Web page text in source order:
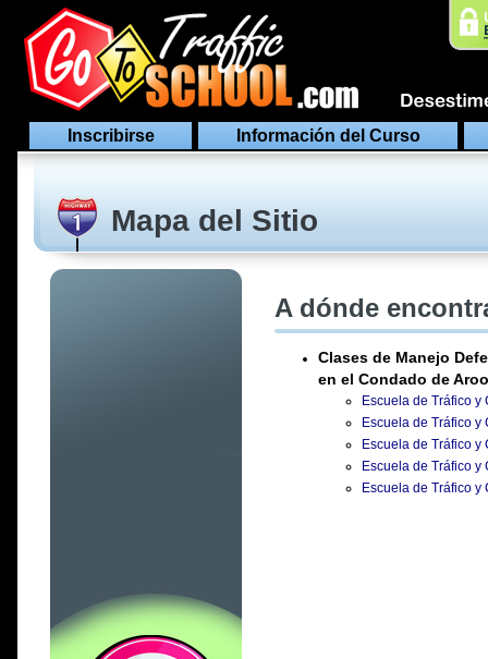
Inscribirse Información del Curso
Mapa del Sitio
A dónde
Clases de Manejo
en el Condado de
Escuela de Tráfico
Escuela de Tráfico y
Escuela de Tráfico
Escuela de Tráfico
Escuela de Tráfico